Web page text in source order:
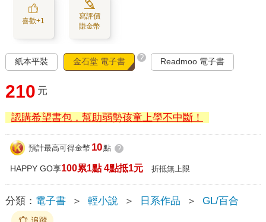
喜歡+1
寫評價
賺金幣
紙本平裝 金石堂 電子書 ? Readmoo 電子書
210 元
認購希望書包，幫助弱勢孩童上學不中斷！
預計最高可得金幣 10點 ?
HAPPY GO享100累1點 4點抵1元 折抵無上限
分類： 電子書 ＞ 輕小說 ＞ 日系作品 ＞ GL/百合
追蹤